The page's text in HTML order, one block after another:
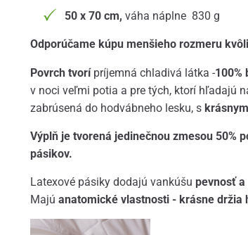
50 x 70 cm, váha náplne 830 g
Odporúčame kúpu menšieho rozmeru
Povrch tvorípríjemná chladivá látka -100%
v noci veľmi potia a pre tých, ktorí hľadajú
zabrúsená do hodvábneho lesku, s
Výplň je tvorená jedinečnou zmesou 50%
pásikov.
Latexové pásiky dodajú vankúšu pevnosť
Majú anatomické vlastnosti - krásne držia